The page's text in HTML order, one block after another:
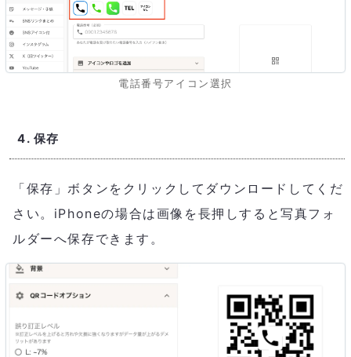
電話番号アイコン選択
4. 保存
「保存」ボタンをクリックしてダウンロードしてくだ
さい。iPhoneの場合は画像を長押しすると写真フォ
ルダーへ保存できます。